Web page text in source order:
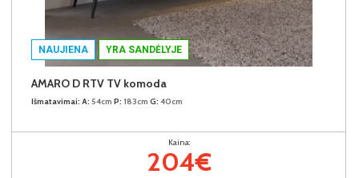
NAUJIENA YRA SANDĖLYJE
AMARO D RTV TV komoda
Išmatavimai: A: 54cm P: 183cm G: 40cm
Kaina:
204€